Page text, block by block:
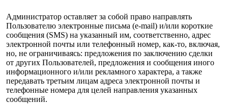
Администратор оставляет за собой право направлять
Пользователю электронные письма (e-mail) и/или короткие
сообщения (SMS) на указанный им, соответственно, адрес
электронной почты или телефонный номер, как-то, включая,
но, не ограничиваясь: предложения по заключению сделки
от других Пользователей, предложения и сообщения иного
информационного и/или рекламного характера, а также
передавать третьим лицам адреса электронной почты и
телефонные номера для целей направления указанных
сообщений.